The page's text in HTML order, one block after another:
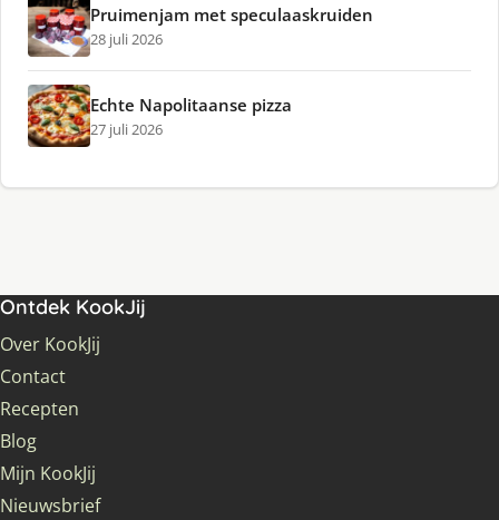
Pruimenjam met speculaaskruiden
28 juli 2026
Echte Napolitaanse pizza
27 juli 2026
Ontdek KookJij
Over KookJij
Contact
Recepten
Blog
Mijn KookJij
Nieuwsbrief